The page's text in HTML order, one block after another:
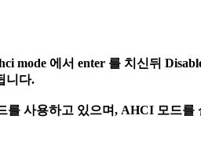
mode 에서 enter 를 치신뒤
니다.
를 사용하고 있으며, AHCI 모드를